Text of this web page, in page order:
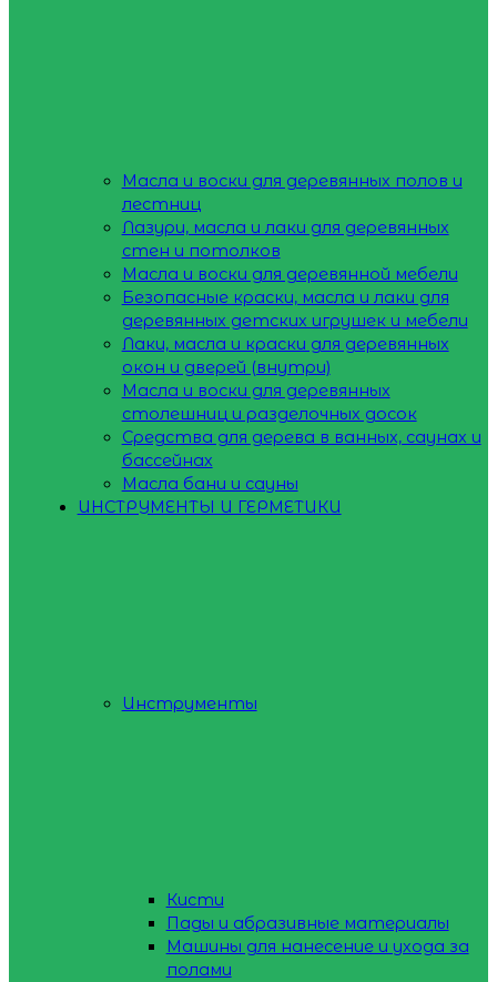
Масла и воски для деревянных полов и
лестниц
Лазури, масла и лаки для деревянных
стен и потолков
Масла и воски для деревянной мебели
Безопасные краски, масла и лаки для
деревянных детских игрушек и мебели
Лаки, масла и краски для деревянных
окон и дверей (внутри)
Масла и воски для деревянных
столешниц и разделочных досок
Средства для дерева в ванных, саунах и
бассейнах
Масла бани и сауны
ИНСТРУМЕНТЫ И ГЕРМЕТИКИ
Инструменты
Кисти
Пады и абразивные материалы
Машины для нанесение и ухода за
полами